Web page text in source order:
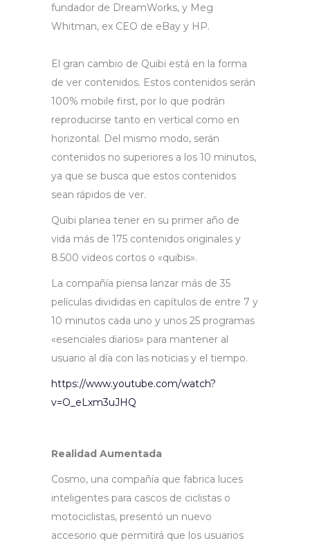
fundador de DreamWorks, y Meg
Whitman, ex CEO de eBay y HP.
El gran cambio de Quibi está en la forma
de ver contenidos. Estos contenidos serán
100% mobile first, por lo que podrán
reproducirse tanto en vertical como en
horizontal. Del mismo modo, serán
contenidos no superiores a los 10 minutos,
ya que se busca que estos contenidos
sean rápidos de ver.
Quibi planea tener en su primer año de
vida más de 175 contenidos originales y
8.500 videos cortos o «quibis».
La compañía piensa lanzar más de 35
películas divididas en capítulos de entre 7 y
10 minutos cada uno y unos 25 programas
«esenciales diarios» para mantener al
usuario al día con las noticias y el tiempo.
https://www.youtube.com/watch?
v=O_eLxm3uJHQ
Realidad Aumentada
Cosmo, una compañía que fabrica luces
inteligentes para cascos de ciclistas o
motociclistas, presentó un nuevo
accesorio que permitirá que los usuarios